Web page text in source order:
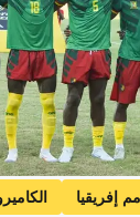
إفريقيا